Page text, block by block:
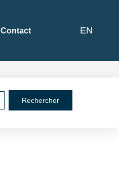
Contact EN